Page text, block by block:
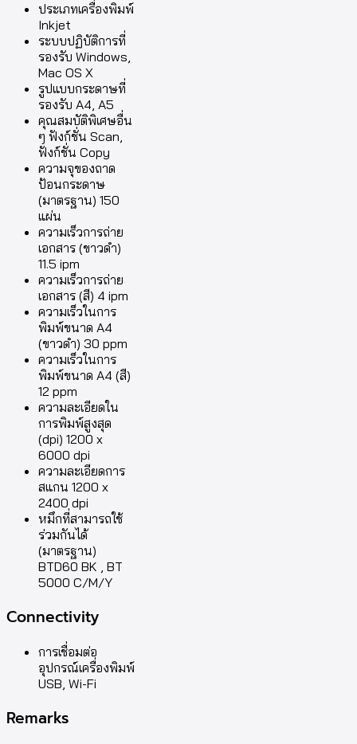
ประเภทเครื่องพิมพ์
Inkjet
ระบบปฏิบัติการที่
รองรับ Windows,
Mac OS X
รูปแบบกระดาษที่
รองรับ A4, A5
คุณสมบัติพิเศษอื่น
ๆ ฟังก์ชั่น Scan,
ฟังก์ชั่น Copy
ความจุของถาด
ป้อนกระดาษ
(มาตรฐาน) 150
แผ่น
ความเร็วการถ่าย
เอกสาร (ขาวดำ)
11.5 ipm
ความเร็วการถ่าย
เอกสาร (สี) 4 ipm
ความเร็วในการ
พิมพ์ขนาด A4
(ขาวดำ) 30 ppm
ความเร็วในการ
พิมพ์ขนาด A4 (สี)
12 ppm
ความละเอียดใน
การพิมพ์สูงสุด
(dpi) 1200 x
6000 dpi
ความละเอียดการ
สแกน 1200 x
2400 dpi
หมึกที่สามารถใช้
ร่วมกันได้
(มาตรฐาน)
BTD60 BK , BT
5000 C/M/Y
Connectivity
การเชื่อมต่อ
อุปกรณ์เครื่องพิมพ์
USB, Wi-Fi
Remarks